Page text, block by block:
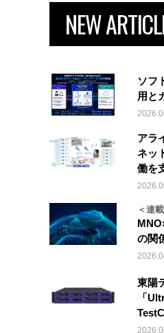
NEW
ソフ
用と
アラ
ネッ
働を
＜連
の関
東陽
「